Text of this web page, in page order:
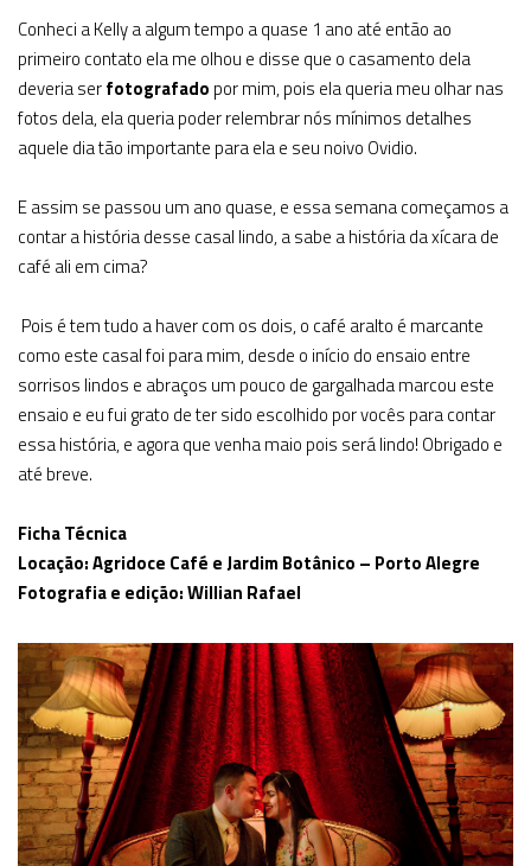
Conheci a Kelly a algum tempo a quase 1 ano até então ao
primeiro contato ela me olhou e disse que o casamento dela
deveria serfotografado por mim, pois ela queria meu olhar nas
fotos dela, ela queria poder relembrar nós mínimos detalhes
aquele dia tão importante para ela e seu noivo Ovidio.
E assim se passou um ano quase, e essa semana começamos a
contar a história desse casal lindo, a sabe a história da xícara de
café ali em cima?
Pois é tem tudo a haver com os dois, o café aralto é marcante
como este casal foi para mim, desde o início do ensaio entre
sorrisos lindos e abraços um pouco de gargalhada marcou este
ensaio e eu fui grato de ter sido escolhido por vocês para contar
essa história, e agora que venha maio pois será lindo! Obrigado e
até breve.
Ficha Técnica
Locação: Agridoce Café e Jardim Botânico – Porto Alegre
Fotografia e edição: Willian Rafael